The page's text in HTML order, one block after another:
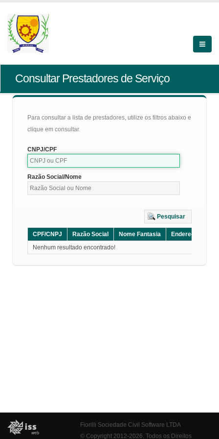
Consultar Prestadores de Serviço
Para consultar a lista de prestadores, utilize os filtros abaixo e
clique em consultar.
CNPJ/CPF
Razão Social/Nome
Pesquisar
CPF/CNPJ Razão Social Nome Fantasia Endereço
Nenhum resultado encontrado!
Fiorilli Sociedade Civil Software LTDA
© Copyright 2012-2026. Todos os Direitos